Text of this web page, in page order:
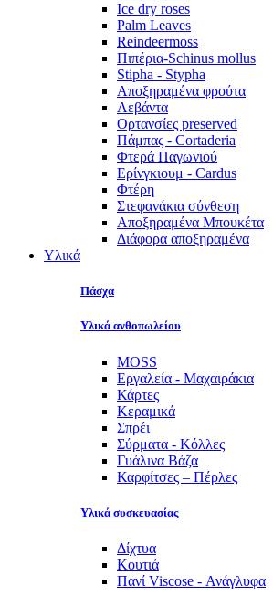
Ice dry roses
Palm Leaves
Reindeermoss
Πιπέρια-Schinus mollus
Stipha - Stypha
Αποξηραμένα φρούτα
Λεβάντα
Ορτανσίες preserved
Πάμπας - Cortaderia
Φτερά Παγωνιού
Ερίνγκιουμ - Cardus
Φτέρη
Στεφανάκια σύνθεση
Αποξηραμένα Μπουκέτα
Διάφορα αποξηραμένα
Υλικά
Πάσχα
Υλικά ανθοπωλείου
MOSS
Εργαλεία - Μαχαιράκια
Κάρτες
Κεραμικά
Σπρέι
Σύρματα - Κόλλες
Γυάλινα Βάζα
Καρφίτσες – Πέρλες
Υλικά συσκευασίας
Δίχτυα
Κουτιά
Πανί Viscose - Ανάγλυφα